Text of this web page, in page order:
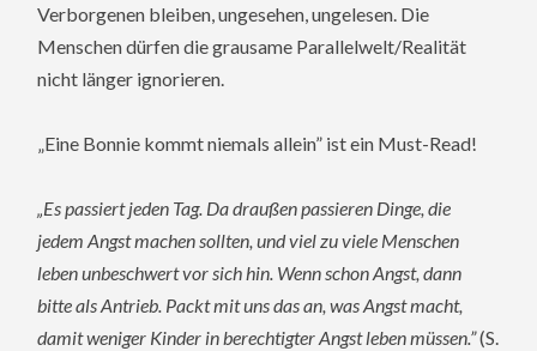
Verborgenen bleiben, ungesehen, ungelesen. Die
Menschen dürfen die grausame Parallelwelt/Realität
nicht länger ignorieren.
„Eine Bonnie kommt niemals allein” ist ein Must-Read!
„Es passiert jeden Tag. Da draußen passieren Dinge, die
jedem Angst machensollten, und viel zu viele Menschen
leben unbeschwert vor sich hin. Wenn schon Angst, dann
bitte als Antrieb. Packt mit uns das an, was Angst macht,
damit weniger Kinder in berechtigter Angst leben müssen.”(S.